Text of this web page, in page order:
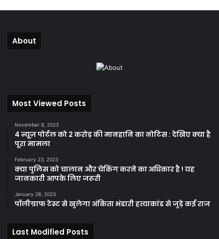
About
Most Viewed Posts
November 8, 2023
4 न्यूज़ पोर्टल को 2 करोड़ की मानहानि का नोटिस : देखिए क्या है
पूरा मामला
February 23, 2023
क्या पुलिस को चालान और चेकिंग करने का अधिकार है ! यह
जानकारी आपके लिए जरूरी
January 28, 2023
पॉलीग्राफ टेस्ट से खुलेगा अंकिता भंडारी हत्याकांड से जुड़े कई राज
Last Modified Posts